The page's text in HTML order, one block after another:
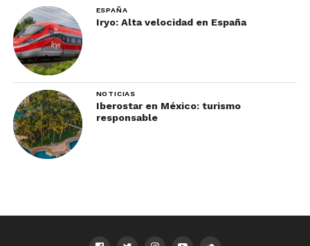
ESPAÑA
Iryo: Alta velocidad en España
NOTICIAS
Iberostar en México: turismo
responsable